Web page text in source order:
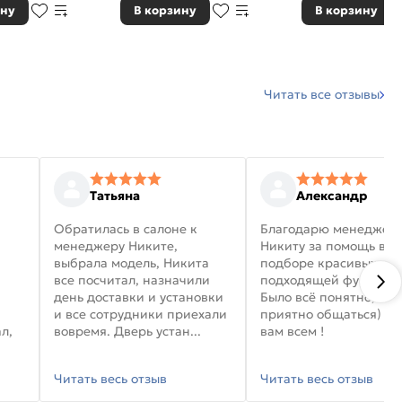
В корзину В корзину
Читать все отзывы
Татьяна
Обратилась в салоне к
менеджеру Никите,
выбрала модель, Никита
все посчитал, назначили
день доставки и установки
и все сотрудники приехали
вовремя. Дверь устан...
Читать весь отзыв
Александр
Благодарю
Никиту за помощь в
подборе красивых
подходящей
Было всё понятно, и
приятно общаться)
вам всем !
Читать весь отзыв